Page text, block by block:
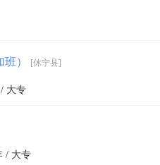
班） [休宁县]
大专
/ 大专